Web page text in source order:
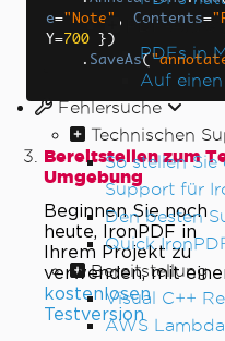
PDF-
PDFs in
Auf
Fehlersuche
Technischen
So stellen
Support für
Den besten
Quick
Bereitstellung
Visual C++
AWS
e="Note" , Contents=
Y=700
})
. SaveAs(
Bereitstellen zum
Umgebung
Beginnen Sie noch
heute, IronPDF in
Ihrem Projekt zu
verwenden, mit
kostenlosen
Testversion